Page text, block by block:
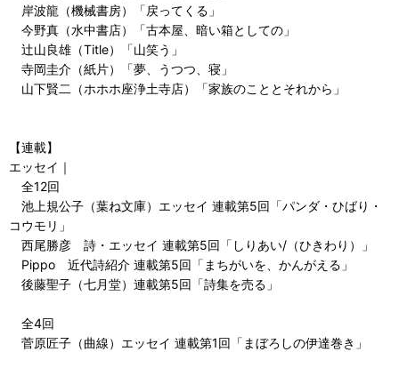
岸波龍（機械書房）「戻ってくる」
今野真（水中書店）「古本屋、暗い箱としての」
辻山良雄（Title）「山笑う」
寺岡圭介（紙片）「夢、うつつ、寝」
山下賢二（ホホホ座浄土寺店）「家族のこととそれから」
【連載】
エッセイ｜
全12回
池上規公子（葉ね文庫）エッセイ 連載第5回「パンダ・ひばり・
コウモリ」
西尾勝彦 詩・エッセイ 連載第5回「しりあい/（ひきわり）」
Pippo 近代詩紹介 連載第5回「まちがいを、かんがえる」
後藤聖子（七月堂）連載第5回「詩集を売る」
全4回
菅原匠子（曲線）エッセイ 連載第1回「まぼろしの伊達巻き」